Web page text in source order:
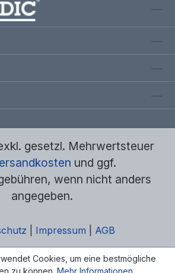
gesetzl. Mehrwertsteuer
und ggf.
wenn nicht anders
angegeben.
Impressum AGB
Cookies, um eine bestmögliche
zu können. Mehr Informationen ...